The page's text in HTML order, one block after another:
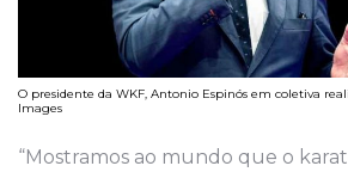
O presidente da WKF, Antonio Espinós em coletiva
Images
“Mostramos ao mundo que o